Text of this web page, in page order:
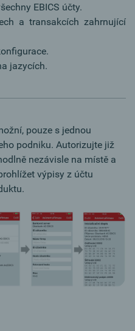
EBICS účty.
a transakcích zahrnující
jazycích.
pouze s jednou
podniku. Autorizujte již
nezávisle na místě a
výpisy z účtu